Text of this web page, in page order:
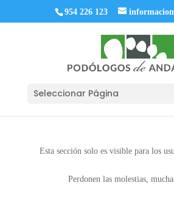
954 226 123
Seleccionar Página
Esta sección solo es visible para los
Perdonen las molestias,